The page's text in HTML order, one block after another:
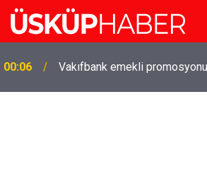
00:06 Vakıfbank emekli
19:21
Gözde oldu! Hem köy hem
İzmir'deki doğal semt